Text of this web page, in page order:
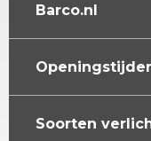
Barco.nl
Soorten